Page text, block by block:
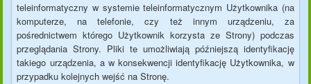
teleinformatyczny w systemie teleinformatycznym Użytkownika (na
komputerze, na telefonie, czy też innym urządzeniu, za
pośrednictwem którego Użytkownik korzysta ze Strony) podczas
przeglądania Strony. Pliki te umożliwiają późniejszą identyfikację
takiego urządzenia, a w konsekwencji identyfikację Użytkownika, w
przypadku kolejnych wejść na Stronę.